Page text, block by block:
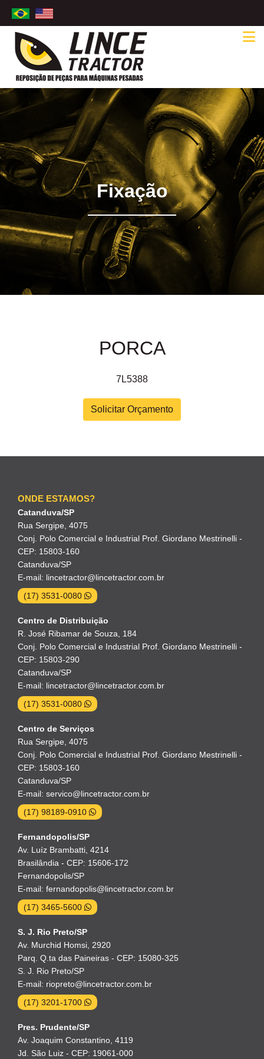
Fixação
PORCA
7L5388
Solicitar Orçamento
ONDE ESTAMOS?
Catanduva/SP
Rua Sergipe, 4075
Conj. Polo Comercial e Industrial Prof. Giordano Mestrinelli -
CEP: 15803-160
Catanduva/SP
E-mail: lincetractor@lincetractor.com.br
(17) 3531-0080
Centro de Distribuição
R. José Ribamar de Souza, 184
Conj. Polo Comercial e Industrial Prof. Giordano Mestrinelli -
CEP: 15803-290
Catanduva/SP
E-mail: lincetractor@lincetractor.com.br
(17) 3531-0080
Centro de Serviços
Rua Sergipe, 4075
Conj. Polo Comercial e Industrial Prof. Giordano Mestrinelli -
CEP: 15803-160
Catanduva/SP
E-mail: servico@lincetractor.com.br
(17) 98189-0910
Fernandopolis/SP
Av. Luíz Brambatti, 4214
Brasilândia - CEP: 15606-172
Fernandopolis/SP
E-mail: fernandopolis@lincetractor.com.br
(17) 3465-5600
S. J. Rio Preto/SP
Av. Murchid Homsi, 2920
Parq. Q.ta das Paineiras - CEP: 15080-325
S. J. Rio Preto/SP
E-mail: riopreto@lincetractor.com.br
(17) 3201-1700
Pres. Prudente/SP
Av. Joaquim Constantino, 4119
Jd. São Luiz - CEP: 19061-000